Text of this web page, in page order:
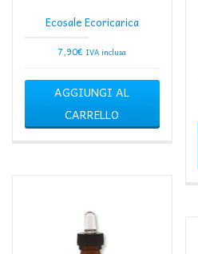
Ecosale Ecoricarica
7,90€ IVA inclusa
AGGIUNGI AL
CARRELLO